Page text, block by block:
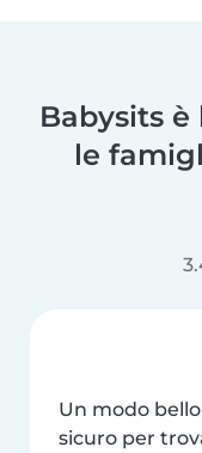
Babysits
le
Un modo
sicuro per